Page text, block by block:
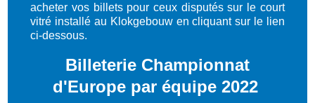
acheter vos billets pour ceux disputés sur le court
vitré installé au Klokgebouw en cliquant sur le lien
ci-dessous.
Billeterie Championnat
d'Europe par équipe 2022